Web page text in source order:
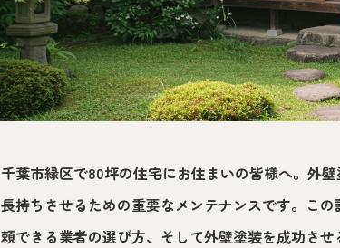
千葉市緑区で80坪の住宅にお住まいの皆様へ。外
長持ちさせるための重要なメンテナンスです。こ
頼できる業者の選び方、そして外壁塗装を成功させ